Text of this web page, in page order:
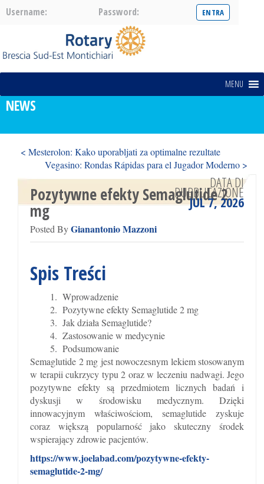
Username: Password:
MENU
NEWS
< Mesterolon: Kako uporabljati za optimalne rezultate
Vegasino: Rondas Rápidas para el Jugador Moderno >
Pozytywne efekty Semaglutide 2
mg
Posted ByGianantonio Mazzoni
DATA DI
PUBBLICAZIONE
JUL 7, 2026
Spis Treści
Wprowadzenie
Pozytywne efekty Semaglutide 2 mg
Jak działa Semaglutide?
Zastosowanie w medycynie
Podsumowanie
Semaglutide 2 mg jest nowoczesnym lekiem stosowanym
w terapii cukrzycy typu 2 oraz w leczeniu nadwagi. Jego
pozytywne efekty są przedmiotem licznych badań i
dyskusji w środowisku medycznym. Dzięki
innowacyjnym właściwościom, semaglutide zyskuje
coraz większą popularność jako skuteczny środek
wspierający zdrowie pacjentów.
https://www.joelabad.com/pozytywne-efekty-
semaglutide-2-mg/